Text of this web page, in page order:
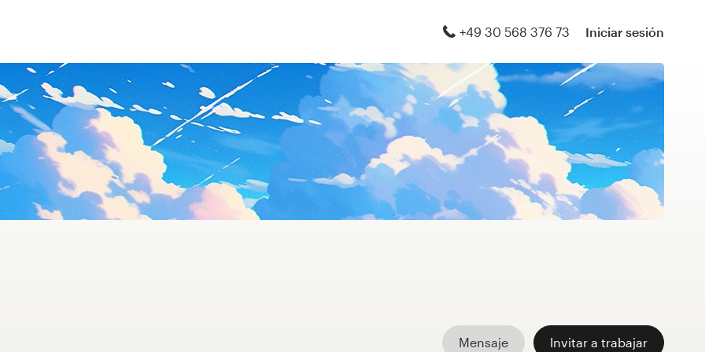
+49 30 568 376 73 Iniciar sesión
Mensaje Invitar a trabajar